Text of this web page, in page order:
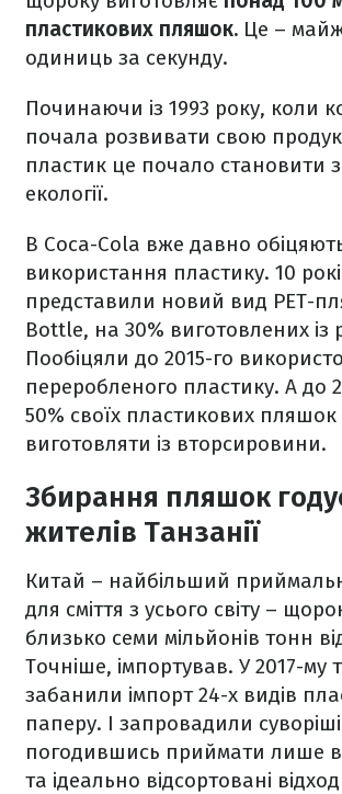
пластикових пляшок. Це –
одиниць за секунду.
Починаючи із 1993 року, коли
почала розвивати свою
пластик це почало становити
екології.
В Coca-Cola вже давно
використання пластику. 10
представили новий вид РЕТ-
Bottle, на 30% виготовлених із
Пообіцяли до 2015-го
переробленого пластику. А до
50% своїх пластикових пляшок
виготовляти із вторсировини.
Збирання пляшок
жителів Танзанії
Китай – найбільший
для сміття з усього світу –
близько семи мільйонів тонн
Точніше, імпортував. У 2017-му
забанили імпорт 24-х видів
паперу. І запровадили суворіші
погодившись приймати лише
та ідеально відсортовані